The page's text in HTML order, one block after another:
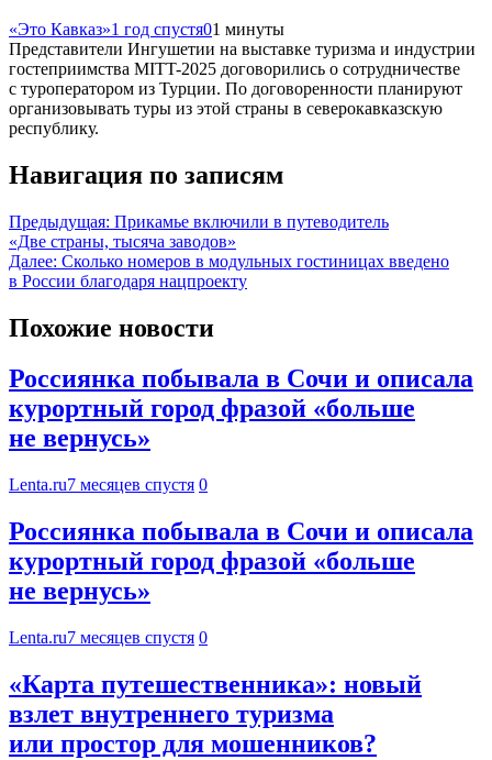
«Это Кавказ»1 год спустя01 минуты
Представители Ингушетии на выставке туризма и индустрии
гостеприимства MITT-2025 договорились о сотрудничестве
с туроператором из Турции. По договоренности планируют
организовывать туры из этой страны в северокавказскую
республику.
Навигация по записям
Предыдущая: Прикамье включили в путеводитель
«Две страны, тысяча заводов»
Далее: Сколько номеров в модульных гостиницах введено
в России благодаря нацпроекту
Похожие новости
Россиянка побывала в Сочи и описала
курортный город фразой «больше
не вернусь»
Lenta.ru7 месяцев спустя 0
Россиянка побывала в Сочи и описала
курортный город фразой «больше
не вернусь»
Lenta.ru7 месяцев спустя 0
«Карта путешественника»: новый
взлет внутреннего туризма
или простор для мошенников?